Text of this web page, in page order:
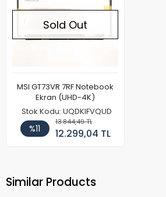
Sold Out
MSI GT73VR 7RF Notebook
Ekran (UHD-4K)
Stok Kodu: UQDKIFVQUD
%11
13.844,49 TL
12.299,04 TL
Similar Products